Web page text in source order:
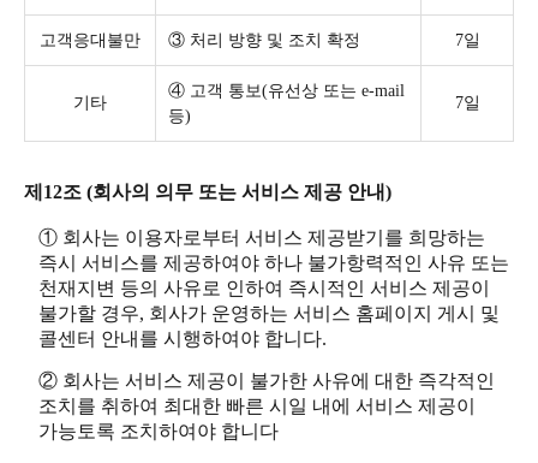
고객응대불만 ③ 처리 방향 및 조치 확정 7일
기타
④ 고객 통보(유선상 또는 e-mail
등)
7일
제12조 (회사의 의무 또는 서비스 제공 안내)
① 회사는 이용자로부터 서비스 제공받기를 희망하는
즉시 서비스를 제공하여야 하나 불가항력적인 사유 또는
천재지변 등의 사유로 인하여 즉시적인 서비스 제공이
불가할 경우, 회사가 운영하는 서비스 홈페이지 게시 및
콜센터 안내를 시행하여야 합니다.
② 회사는 서비스 제공이 불가한 사유에 대한 즉각적인
조치를 취하여 최대한 빠른 시일 내에 서비스 제공이
가능토록 조치하여야 합니다